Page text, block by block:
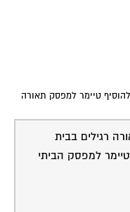
להוסיף טיימר למפסק תאורה
רגילים בבית
למפסק הביתי